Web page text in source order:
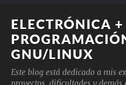
ELECTRÓNICA +
GNU/LINUX
Este blog está dedicado a mis